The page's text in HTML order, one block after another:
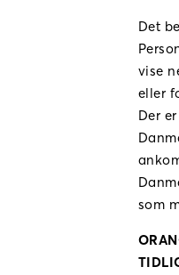
Det
vise
eller
Der
som